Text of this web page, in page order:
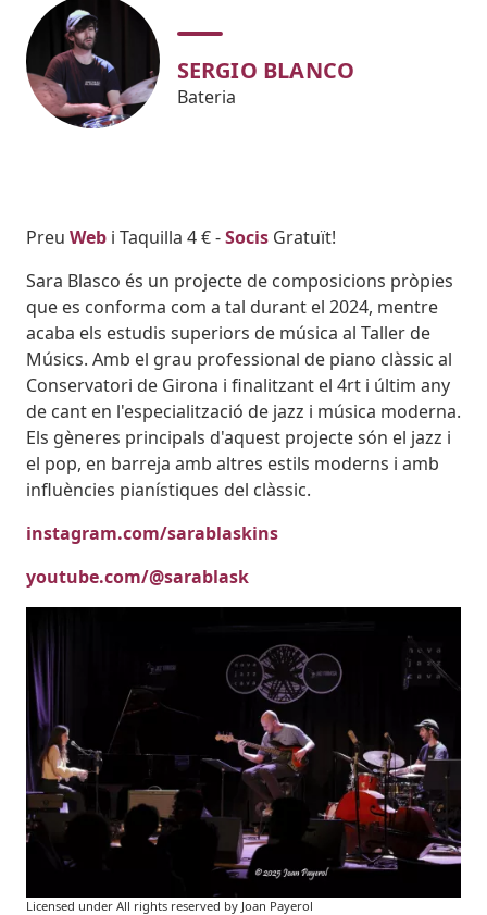
SERGIO BLANCO
Bateria
Body
Preu Web i Taquilla 4 € -Socis Gratuït!
Sara Blasco és un projecte de composicions pròpies
que es conforma com a tal durant el 2024, mentre
acaba els estudis superiors de música al Taller de
Músics. Amb el grau professional de piano clàssic al
Conservatori de Girona i finalitzant el 4rt i últim any
de cant en l'especialització de jazz i música moderna.
Els gèneres principals d'aquest projecte són el jazz i
el pop, en barreja amb altres estils moderns i amb
influències pianístiques del clàssic.
instagram.com/sarablaskins
youtube.com/@sarablask
Licensed under All rights reserved by Joan Payerol